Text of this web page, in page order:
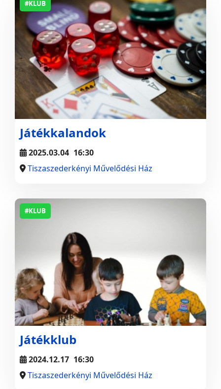
#KLUB
Játékkalandok
2025.03.04 16:30
Tiszaszederkényi Művelődési Ház
#KLUB
Játékklub
2024.12.17 16:30
Tiszaszederkényi Művelődési Ház